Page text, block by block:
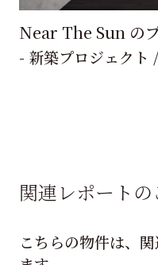
Near The Sun の
- 新築プロジェクト
関連レポート
こちらの物件は、